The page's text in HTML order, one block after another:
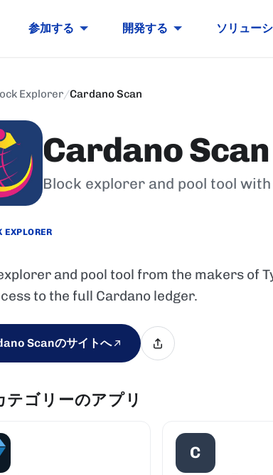
参加する 開発する ソリュー
Explorer/Cardano Scan
Cardano Scan
Block explorer and pool tool
EXPLORER
and pool tool from the makers of
to the full Cardano ledger.
Scanのサイトへ
テゴリーのアプリ
C